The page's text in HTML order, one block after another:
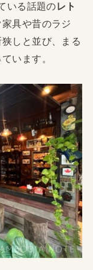
いる話題のレト
具や昔のラジ
しと並び、まる
います。